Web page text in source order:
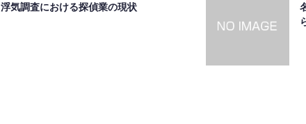
浮気調査における探偵業の現状